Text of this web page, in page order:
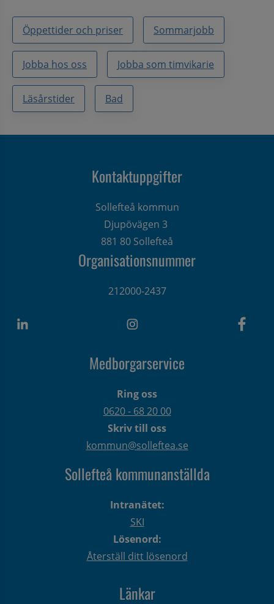
Öppettider och priser Sommarjobb
Jobba hos oss Jobba som timvikarie
Läsårstider Bad
Kontaktuppgifter
Sollefteå kommun
Djupövägen 3
881 80 Sollefteå
Organisationsnummer
212000-2437
Medborgarservice
Ring oss
0620 - 68 20 00
Skriv till oss
kommun@solleftea.se
Sollefteå kommunanställda
Intranätet:
SKI
Lösenord:
Återställ ditt lösenord
Länkar